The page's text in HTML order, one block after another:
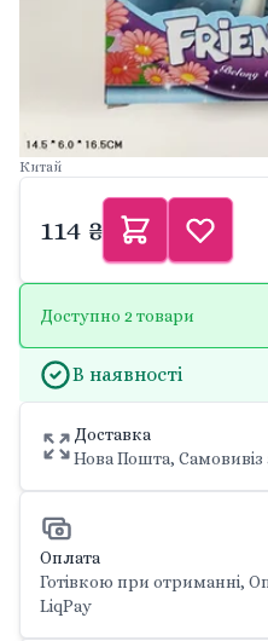
Китай
114 ₴
Доступно 2 товари
В наявності
Доставка
Нова Пошта,
Оплата
Готівкою при отриманні,
LiqPay